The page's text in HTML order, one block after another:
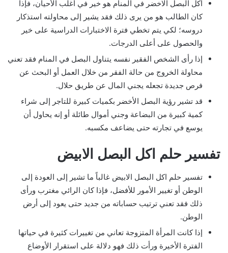
اكل البصل الاخضر في المنام هو خير في أغلب الأحيان، فإذا
كان الطالب هو من يرى ذلك فقد يشير إلى محاولته استذكار
دروسه؛ لكي يتم تخطي فترة الاختبارات الدراسية على خير
والحصول على أعلى الدرجات.
إذا رأى الشخص الفقير نفسه يتناول البصل في المنام فقد تعني
محاولة الخروج من حالة الفقر من خلال العمل أو البحث عن
فرص جديدة تجعله يجني المال عن طريق حلال.
قد تشير رؤية البصل الأخضر بكميات كبيرة للتاجر إلى شراء
كمية كبيرة من البضاعة وجني أموال طائلة أو إنه يحاول أن
يوسع في تجارته حتى يضاعف مكسبه.
تفسير حلم اكل البصل الابيض
تفسير حلم اكل البصل الابيض غالباً ما تشير إلى العودة إلى
الوطن أو تغيير الأمور للأفضل، فإذا كان الرائي مغترب ورأى
ذلك فقد تعني ترتيب حساباته من جديد حتى يعود إلى أرض
الوطن.
إذا كانت المرأة المتزوجة تعاني من تغييرات كثيرة في حياتها
الفترة الأخيرة ورأت ذلك فهو دلالة على استقرار الأوضاع